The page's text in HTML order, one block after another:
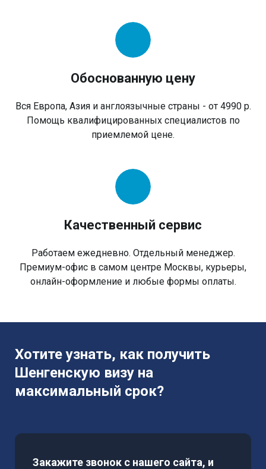
Обоснованную цену
Вся Европа, Азия и англоязычные страны - от 4990 р.
Помощь квалифицированных специалистов по
приемлемой цене.
Качественный сервис
Работаем ежедневно. Отдельный менеджер.
Премиум-офис в самом центре Москвы, курьеры,
онлайн-оформление и любые формы оплаты.
Хотите узнать, как получить
Шенгенскую визу на
максимальный срок?
Закажите звонок с нашего сайта, и